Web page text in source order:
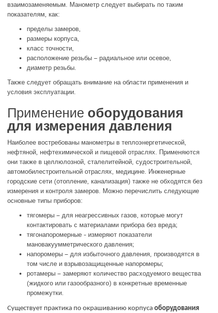
взаимозаменяемым. Манометр следует выбирать по таким
показателям, как:
пределы замеров,
размеры корпуса,
класс точности,
расположение резьбы – радиальное или осевое,
диаметр резьбы.
Также следует обращать внимание на области применения и
условия эксплуатации.
Применение оборудования
для измерения давления
Наиболее востребованы манометры в теплоэнергетической,
нефтяной, нефтехимической и пищевой отраслях. Применяются
они также в целлюлозной, сталелитейной, судостроительной,
автомобилестроительной отраслях, медицине. Инженерные
городские сети (отопление, канализация) также не обходятся без
измерения и контроля замеров. Можно перечислить следующие
основные типы приборов:
тягомеры – для неагрессивных газов, которые могут
контактировать с материалами прибора без вреда;
тягонапоромерные - измеряют показатели
мановакуумметрического давления;
напоромеры – для избыточного давления, производятся в
том числе и взрывозащищенные напоромеры;
ротамеры – замеряют количество расходуемого вещества
(жидкого или газообразного) в конкретные временные
промежутки.
Существует практика по окрашиванию корпуса оборудования